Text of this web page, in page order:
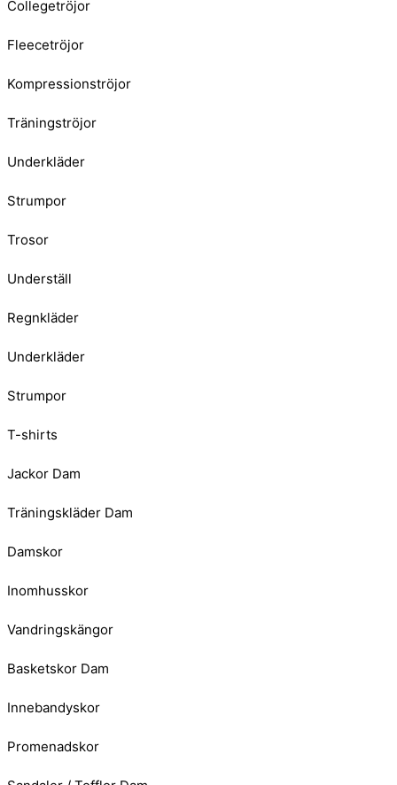
Collegetröjor
Fleecetröjor
Kompressionströjor
Träningströjor
Underkläder
Strumpor
Trosor
Underställ
Regnkläder
Underkläder
Strumpor
T-shirts
Jackor Dam
Träningskläder Dam
Damskor
Inomhusskor
Vandringskängor
Basketskor Dam
Innebandyskor
Promenadskor